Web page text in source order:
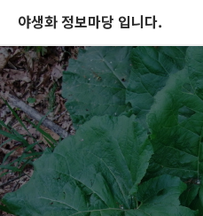
야생화 정보마당 입니다.